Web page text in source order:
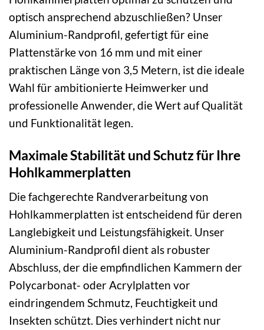
optisch ansprechend abzuschließen? Unser
Aluminium-Randprofil, gefertigt für eine
Plattenstärke von 16 mm und mit einer
praktischen Länge von 3,5 Metern, ist die ideale
Wahl für ambitionierte Heimwerker und
professionelle Anwender, die Wert auf Qualität
und Funktionalität legen.
Maximale Stabilität und Schutz für Ihre
Hohlkammerplatten
Die fachgerechte Randverarbeitung von
Hohlkammerplatten ist entscheidend für deren
Langlebigkeit und Leistungsfähigkeit. Unser
Aluminium-Randprofil dient als robuster
Abschluss, der die empfindlichen Kammern der
Polycarbonat- oder Acrylplatten vor
eindringendem Schmutz, Feuchtigkeit und
Insekten schützt. Dies verhindert nicht nur